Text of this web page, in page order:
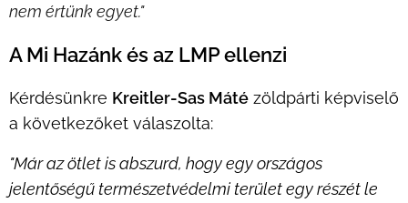
nem értünk egyet."
A Mi Hazánk és az LMP ellenzi
Kérdésünkre Kreitler-Sas Máté zöldpárti képviselő
a következőket válaszolta:
"Már az ötlet is abszurd, hogy egy országos
jelentőségű természetvédelmi terület egy részét le